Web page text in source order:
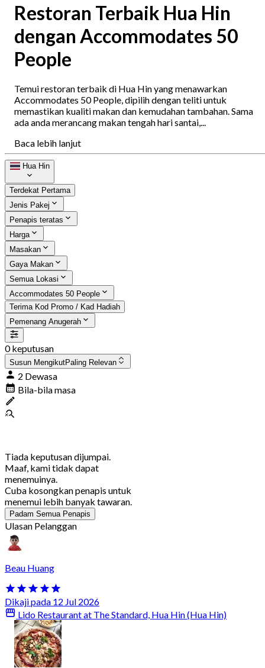
Restoran Terbaik Hua Hin
dengan Accommodates 50
People
Temui restoran terbaik di Hua Hin yang menawarkan
Accommodates 50 People, dipilih dengan teliti untuk
memastikan kualiti makan dan kemudahan tambahan. Sama
ada anda merancang makan tengah hari santai,...
Baca lebih lanjut
Hua Hin
Terdekat Pertama
Jenis Pakej
Penapis teratas
Harga
Masakan
Gaya Makan
Semua Lokasi
Accommodates 50 People
Terima Kod Promo / Kad Hadiah
Pemenang Anugerah
0 keputusan
Susun MengikutPaling Relevan
2 Dewasa
Bila-bila masa
Tiada keputusan dijumpai.
Maaf, kami tidak dapat
menemuinya.
Cuba kosongkan penapis untuk
menemui lebih banyak tawaran.
Padam Semua Penapis
Ulasan Pelanggan
Beau Huang
Dikaji pada 12 Jul 2026
Lido Restaurant at The Standard, Hua Hin (Hua Hin)